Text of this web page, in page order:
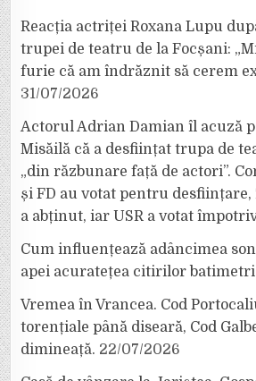
Reacția actriței Roxana Lupu
trupei de teatru de la Focșani:
furie că am îndrăznit să cerem
31/07/2026
Actorul Adrian Damian îl acuză
Misăilă că a desființat trupa de
„din răzbunare față de actori”.
și FD au votat pentru desființare,
a abținut, iar USR a votat
Cum influențează adâncimea
apei acuratețea citirilor
Vremea în Vrancea. Cod
torențiale până diseară, Cod
dimineață. 22/07/2026